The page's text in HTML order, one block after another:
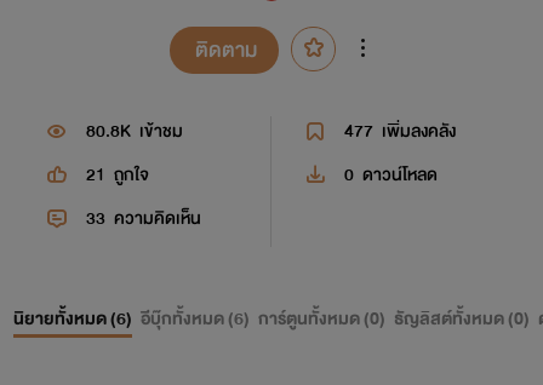
ติดตาม
80.8K เข้าชม 477 เพิ่มลงคลัง
21 ถูกใจ 0 ดาวน์โหลด
33 ความคิดเห็น
นิยายทั้งหมด (6) อีบุ๊กทั้งหมด (6) การ์ตูนทั้งหมด (0) ธัญลิสต์ทั้งหมด (0)